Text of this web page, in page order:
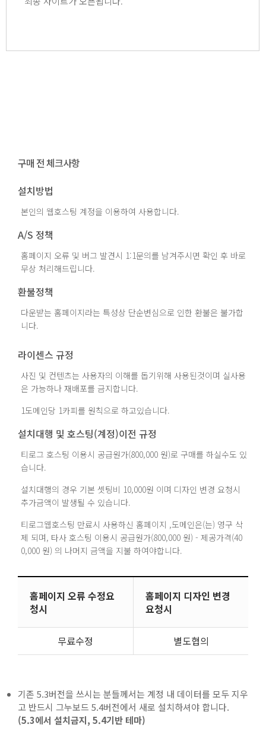
구매 전 체크사항
설치방법
본인의 웹호스팅 계정을 이용하여 사용합니다.
A/S 정책
홈페이지 오류 및 버그 발견시 1:1문의를 남겨주시면 확인 후 바로
무상 처리해드립니다.
환불정책
다운받는 홈페이지라는 특성상 단순변심으로 인한 환불은 불가합
니다.
라이센스 규정
사진 및 컨텐츠는 사용자의 이해를 돕기위해 사용된것이며 실사용
은 가능하나 재배포를 금지합니다.
1도메인당 1카피를 원칙으로 하고있습니다.
설치대행 및 호스팅(계정)이전 규정
티로그 호스팅 이용시 공급원가(800,000 원)로 구매를 하실수도 있
습니다.
설치대행의 경우 기본 셋팅비 10,000원 이며 디자인 변경 요청시
추가금액이 발생될 수 있습니다.
티로그웹호스팅 만료시 사용하신 홈페이지 ,도메인은(는) 영구 삭
제 되며, 타사 호스팅 이용시 공급원가(800,000 원) - 제공가격(40
0,000 원) 의 나머지 금액을 지불 하여야합니다.
홈페이지 오류 수정요
청시
홈페이지 디자인 변경
요청시
무료수정 별도협의
기존 5.3버전을 쓰시는 분들께서는 계정 내 데이터를 모두 지우
고 반드시 그누보드 5.4버전에서 새로 설치하셔야 합니다.
(5.3에서 설치금지, 5.4기반 테마)